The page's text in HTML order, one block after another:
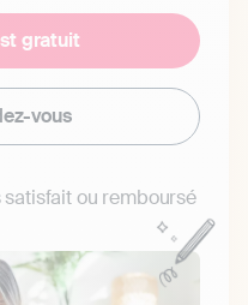
gratuit
vous
ou remboursé